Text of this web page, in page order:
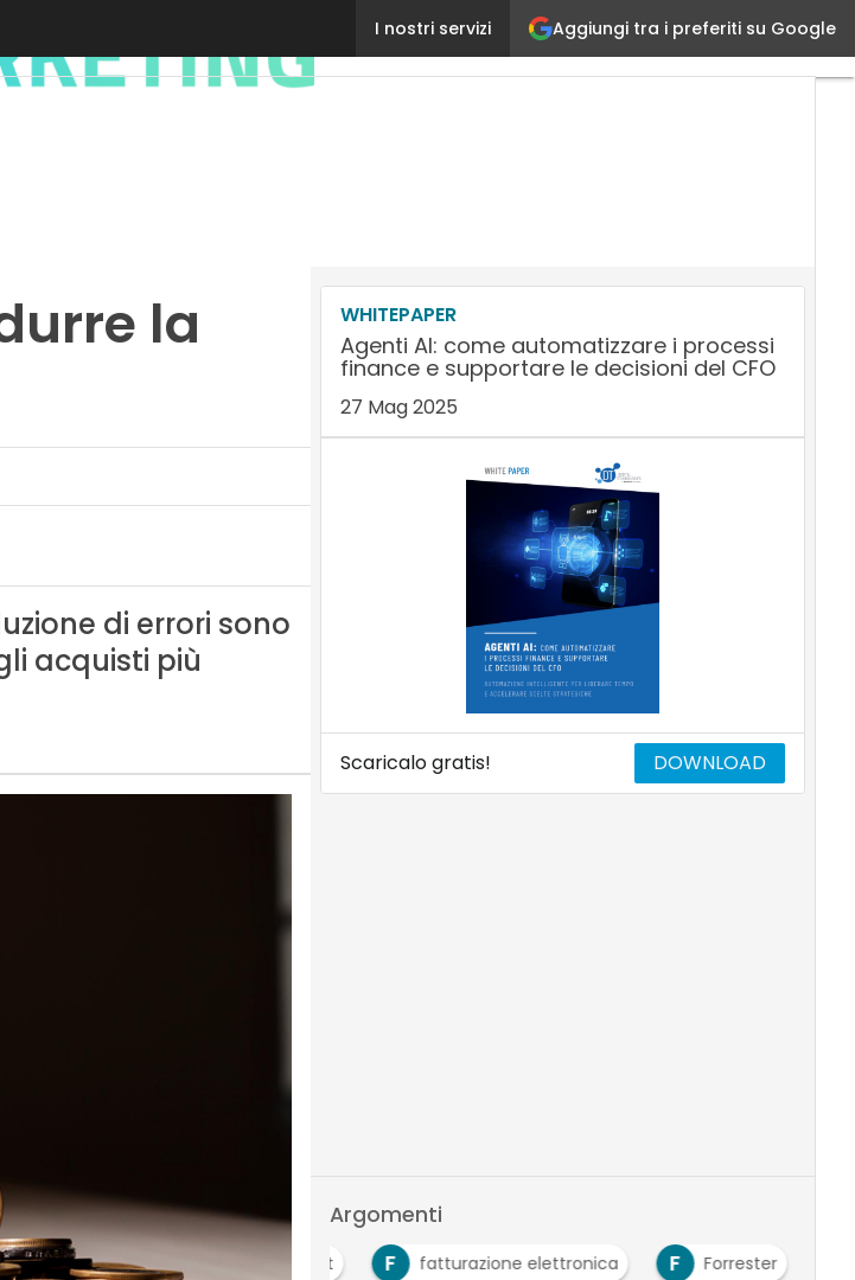
Aggiungi tra i preferiti su Google
I nostri servizi
Tre semplici mosse per ridurre la spesa “Maverick”
la
di errori sono
acquisti più
WHITEPAPER
Agenti AI: come automatizzare i processi
finance e supportare le decisioni del CFO
27 Mag 2025
Scaricalo gratis! DOWNLOAD
Argomenti
E
eprocurement F fatturazione elettronica F Forrester